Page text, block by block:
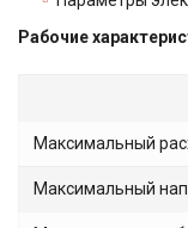
Рабочие
Максимальный
Максимальный